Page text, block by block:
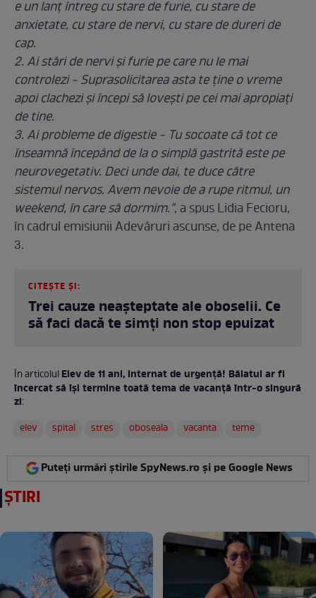
e un lanț întreg cu stare de furie, cu stare de
anxietate, cu stare de nervi, cu stare de dureri de
cap.
2. Ai stări de nervi şi furie pe care nu le mai
controlezi - Suprasolicitarea asta te ţine o vreme
apoi clachezi şi începi să lovești pe cei mai apropiați
de tine.
3. Ai probleme de digestie - Tu socoate că tot ce
înseamnă începând de la o simplă gastrită este pe
neurovegetativ. Deci unde dai, te duce către
sistemul nervos. Avem nevoie de a rupe ritmul, un
weekend, în care să dormim.", a spus Lidia Fecioru,
în cadrul emisiunii Adevăruri ascunse, de pe Antena
3.
CITEȘTE ȘI:
Trei cauze neașteptate ale oboselii. Ce
să faci dacă te simți non stop epuizat
În articolulElev de 11 ani, internat de urgență! Băiatul ar fi
încercat să își termine toată tema de vacanță într-o singură
zi:
elev
spital stres oboseala vacanta teme
Puteți urmări știrile SpyNews.ro și pe Google News
ȘTIRI